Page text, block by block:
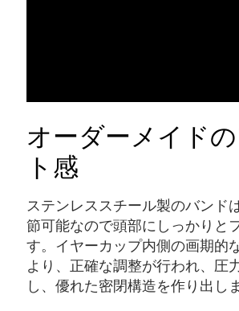
オーダーメイド
ト感
ステンレススチール製のバンド
節可能なので頭部にしっかりと
す。イヤーカップ内側の画期的
より、正確な調整が行われ、圧
し、優れた密閉構造を作り出しま